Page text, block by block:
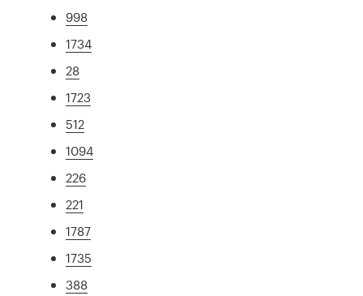
998
1734
28
1723
512
1094
226
221
1787
1735
388